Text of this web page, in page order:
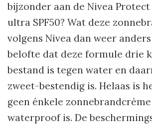
bijzonder aan de Nivea
ultra SPF50? Wat deze
volgens Nivea dan weer
belofte dat deze formule drie
bestand is tegen water en
zweet-bestendig is. Helaas is
geen énkele zonnebrandcrème
waterproof is. De